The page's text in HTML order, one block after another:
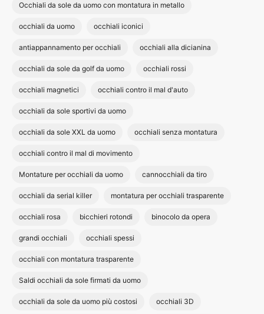
Occhiali da sole da uomo con montatura in metallo
occhiali da uomo occhiali iconici
antiappannamento per occhiali occhiali alla dicianina
occhiali da sole da golf da uomo occhiali rossi
occhiali magnetici occhiali contro il mal d'auto
occhiali da sole sportivi da uomo
occhiali da sole XXL da uomo occhiali senza montatura
occhiali contro il mal di movimento
Montature per occhiali da uomo cannocchiali da tiro
occhiali da serial killer montatura per occhiali trasparente
occhiali rosa bicchieri rotondi binocolo da opera
grandi occhiali occhiali spessi
occhiali con montatura trasparente
Saldi occhiali da sole firmati da uomo
occhiali da sole da uomo più costosi occhiali 3D